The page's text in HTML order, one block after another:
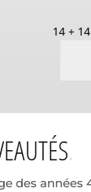
14 + 14
des années